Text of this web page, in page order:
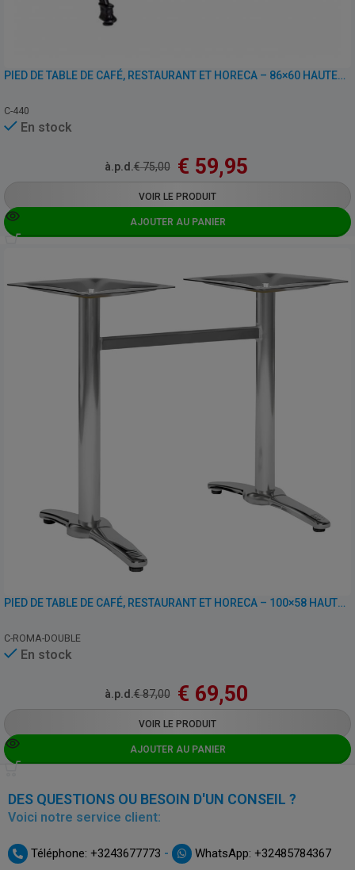
PIED DE TABLE DE CAFÉ, RESTAURANT ET HORECA – 86×60 HAUTEUR 69 CM – FONTE D’ALUMINIUM
C-440
En stock
à.p.d.€75,00 € 59,95
VOIR LE PRODUIT
AJOUTER AU PANIER
PIED DE TABLE DE CAFÉ, RESTAURANT ET HORECA – 100×58 HAUTEUR 72 CM – ALUMINIUM
C-ROMA-DOUBLE
En stock
à.p.d.€87,00 € 69,50
VOIR LE PRODUIT
AJOUTER AU PANIER
DES QUESTIONS OU BESOIN D'UN CONSEIL ?
Voici notre service client:
Téléphone: +3243677773 - WhatsApp: +32485784367